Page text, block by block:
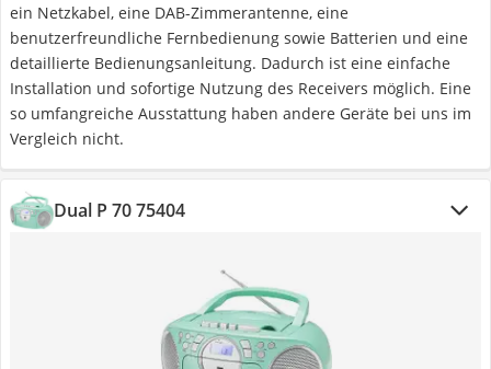
ein Netzkabel, eine DAB-Zimmerantenne, eine
benutzerfreundliche Fernbedienung sowie Batterien und eine
detaillierte Bedienungsanleitung. Dadurch ist eine einfache
Installation und sofortige Nutzung des Receivers möglich. Eine
so umfangreiche Ausstattung haben andere Geräte bei uns im
Vergleich nicht.
Dual P 70 75404